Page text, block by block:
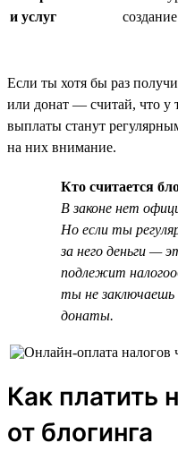
и услуг
Если ты хотя бы раз
или донат — считай, что у
выплаты станут
на них внимание.
Кто считается
В законе нет
Но если ты
за него деньги —
подлежит
ты не заключаешь
донаты.
Как платить
от блогинга